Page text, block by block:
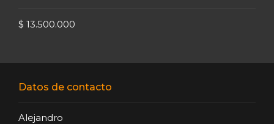
$ 13.500.000
Datos de contacto
Alejandro